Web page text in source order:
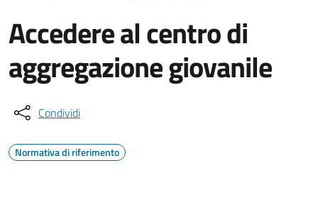
Accedere al centro di
aggregazione giovanile
Condividi
Normativa di riferimento